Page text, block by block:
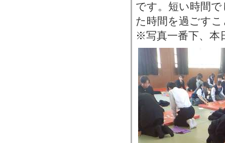
です。短い時間
た時間を過ごす
※写真一番下、本